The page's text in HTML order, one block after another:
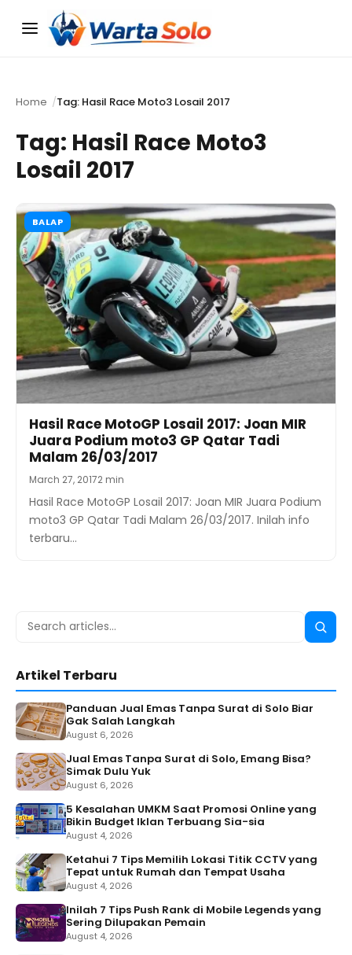
Menu
Home Tag: Hasil Race Moto3 Losail 2017
Tag: Hasil Race Moto3
Losail 2017
BALAP
Hasil Race MotoGP Losail 2017: Joan MIR
Juara Podium moto3 GP Qatar Tadi
Malam 26/03/2017
March 27, 20172 min
Hasil Race MotoGP Losail 2017: Joan MIR Juara Podium
moto3 GP Qatar Tadi Malam 26/03/2017. Inilah info
terbaru…
Search
Search
Artikel Terbaru
Panduan Jual Emas Tanpa Surat di Solo Biar
Gak Salah Langkah
August 6, 2026
Jual Emas Tanpa Surat di Solo, Emang Bisa?
Simak Dulu Yuk
August 6, 2026
5 Kesalahan UMKM Saat Promosi Online yang
Bikin Budget Iklan Terbuang Sia-sia
August 4, 2026
Ketahui 7 Tips Memilih Lokasi Titik CCTV yang
Tepat untuk Rumah dan Tempat Usaha
August 4, 2026
Inilah 7 Tips Push Rank di Mobile Legends yang
Sering Dilupakan Pemain
August 4, 2026